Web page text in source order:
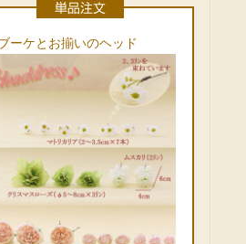
ーケとお揃いのヘッド